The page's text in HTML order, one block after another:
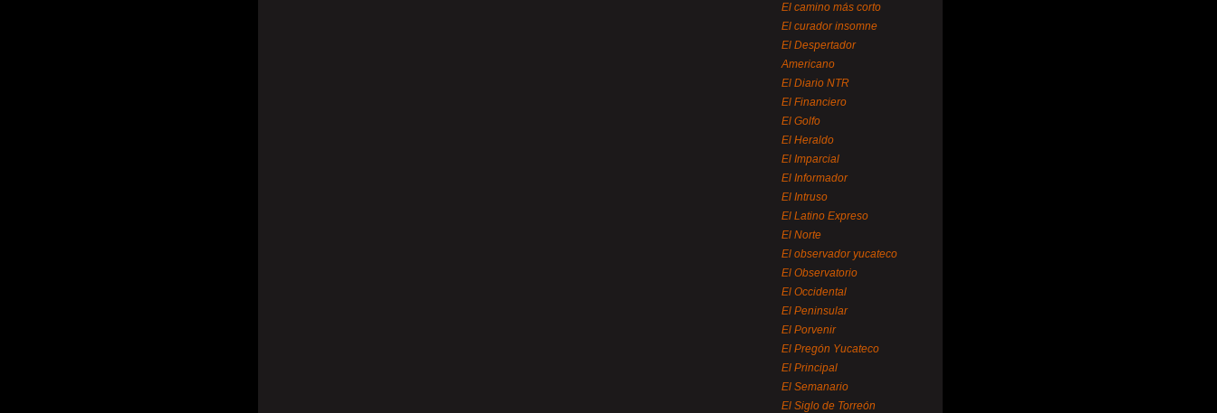
El camino más corto
El curador insomne
El Despertador
Americano
El Diario NTR
El Financiero
El Golfo
El Heraldo
El Imparcial
El Informador
El Intruso
El Latino Expreso
El Norte
El observador yucateco
El Observatorio
El Occidental
El Peninsular
El Porvenir
El Pregón Yucateco
El Principal
El Semanario
El Siglo de Torreón